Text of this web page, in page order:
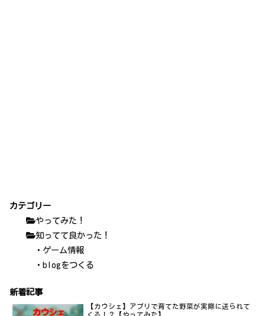
カテゴリー
やってみた！
知ってて良かった！
・ゲーム情報
・blogをつくる
新着記事
【カウシェ】アプリで育てた野菜が実際に送られて
くる！？【やってみた】